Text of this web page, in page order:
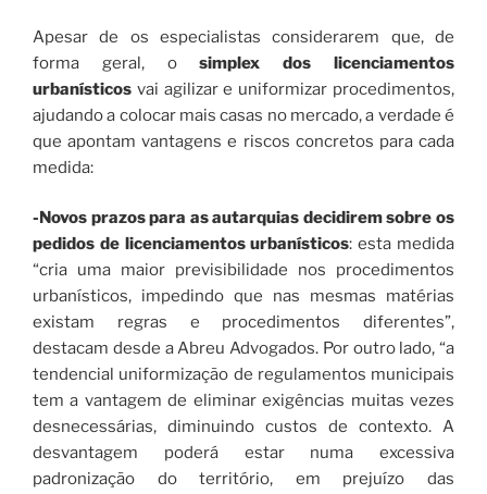
Apesar de os especialistas considerarem que, de
forma geral, osimplex dos licenciamentos
urbanísticos vai agilizar e uniformizar procedimentos,
ajudando a colocar mais casas no mercado, a verdade é
que apontam vantagens e riscos concretos para cada
medida:
-Novos prazos para as autarquias decidirem sobre os
pedidos de licenciamentos urbanísticos: esta medida
“cria uma maior previsibilidade nos procedimentos
urbanísticos, impedindo que nas mesmas matérias
existam regras e procedimentos diferentes”,
destacam desde a Abreu Advogados. Por outro lado, “a
tendencial uniformização de regulamentos municipais
tem a vantagem de eliminar exigências muitas vezes
desnecessárias, diminuindo custos de contexto. A
desvantagem poderá estar numa excessiva
padronização do território, em prejuízo das